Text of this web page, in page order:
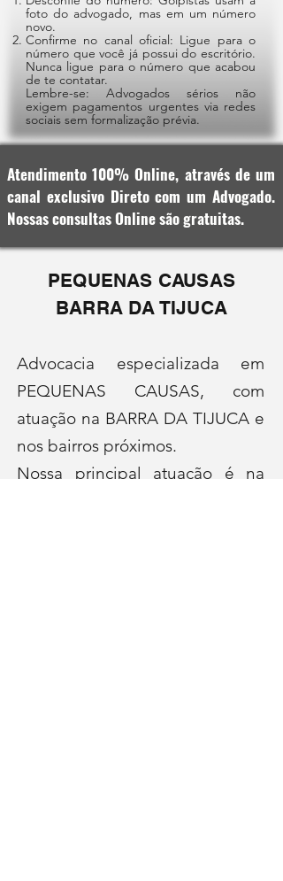
foto do advogado, mas em um número
novo.
Confirme no canal oficial: Ligue para o
número que você já possui do escritório.
Nunca ligue para o número que acabou
de te contatar.
Lembre-se: Advogados sérios não
exigem pagamentos urgentes via redes
sociais sem formalização prévia.
Atendimento 100% Online, através de um
canal exclusivo Direto com um Advogado.
Nossas consultas Online são gratuitas.
PEQUENAS CAUSAS
BARRA DA TIJUCA
Advocacia especializada em
PEQUENAS CAUSAS, com
atuação na BARRA DA TIJUCA e
nos bairros próximos.
Nossa principal atuação é na